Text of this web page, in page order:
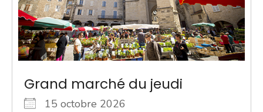
Grand marché du jeudi
15 octobre 2026